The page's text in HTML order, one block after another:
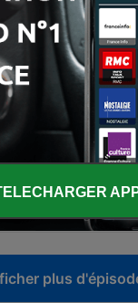
Sony skoncovalo
Lukáš šílí z HBO Go
Jak přežít
návyky
Bude výkonnější
plus